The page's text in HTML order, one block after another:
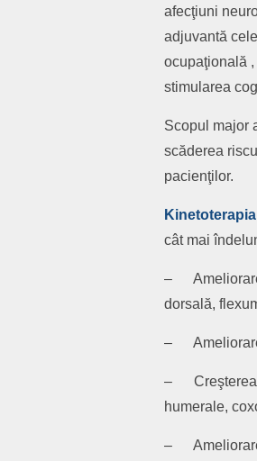
afecţiuni
adjuvantă
ocupaţională
stimularea
Scopul major
scăderea
pacienţilor.
Kinetoterapia
cât mai
–
dorsală,
–
– Creşterea
humerale,
–